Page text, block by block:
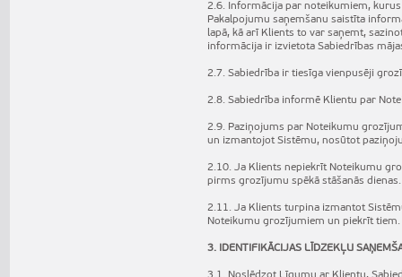
2.6. Informācija par noteikumiem,
Pakalpojumu saņemšanu saistīta
lapā, kā arī Klients to var saņemt,
informācija ir izvietota Sabiedrības
2.7. Sabiedrība ir tiesīga vienpusēji
2.8. Sabiedrība informē Klientu par
2.9. Paziņojums par Noteikumu
un izmantojot Sistēmu, nosūtot
2.10. Ja Klients nepiekrīt Noteikumu
pirms grozījumu spēkā stāšanās dienas.
2.11. Ja Klients turpina izmantot
Noteikumu grozījumiem un piekrīt tiem.
3. IDENTIFIKĀCIJAS LĪDZEKĻU